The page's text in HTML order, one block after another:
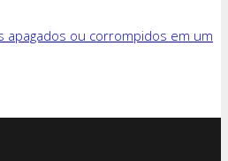
apagados ou corrompidos em um